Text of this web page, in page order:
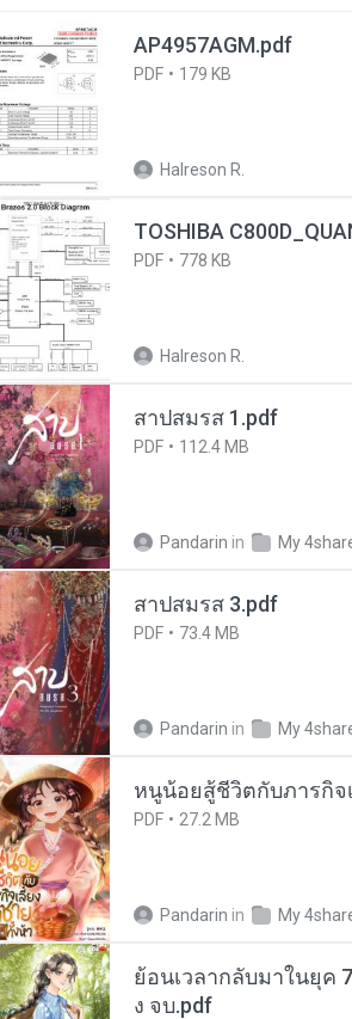
AP4957AGM.pdf
PDF 179 KB
Halreson R.
TOSHIBA
PDF 778 KB
Halreson R.
สาปสมรส 1.pdf
PDF 112.4 MB
Pandarin in My
สาปสมรส 3.pdf
PDF 73.4 MB
Pandarin in My
หนูน้อยสู้ชีวิตกับภารกิจ
PDF 27.2 MB
Pandarin in My
ย้อนเวลากลับมาในยุค
ง จบ.pdf